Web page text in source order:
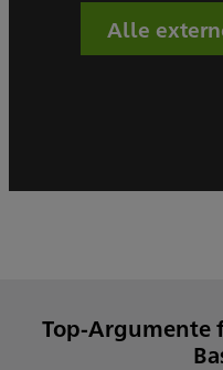
Alle
Top-Argumente